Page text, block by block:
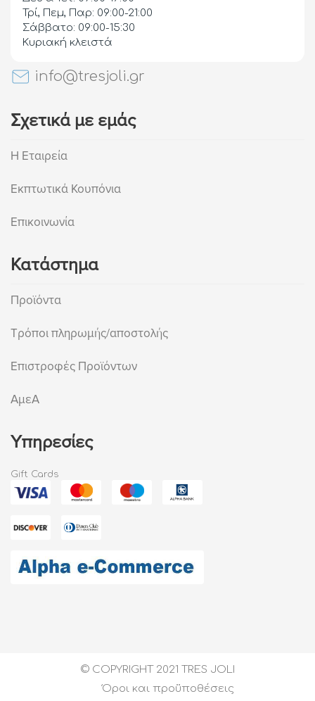
Τρί, Πεμ, Παρ: 09:00-21:00
Σάββατο: 09:00-15:30
Κυριακή κλειστά
info@tresjoli.gr
Σχετικά με εμάς
Η Εταιρεία
Εκπτωτικά Κουπόνια
Επικοινωνία
Κατάστημα
Προϊόντα
Τρόποι πληρωμής/αποστολής
Επιστροφές Προϊόντων
ΑμεΑ
Υπηρεσίες
Gift Cards
© COPYRIGHT 2021 TRES JOLI
Όροι και προϋποθέσεις